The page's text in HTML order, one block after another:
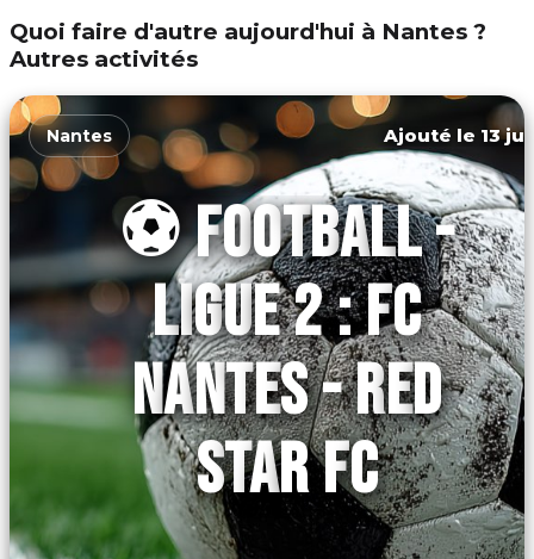
Quoi faire d'autre aujourd'hui à Nantes ?
Autres activités
Nantes Ajouté le 13
⚽ FOOTBALL -
LIGUE 2 : FC
NANTES - RED
STAR FC